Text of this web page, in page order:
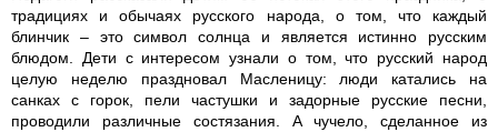
традициях и обычаях русского народа, о том, что каждый
блинчик – это символ солнца и является истинно русским
блюдом. Дети с интересом узнали о том, что русский народ
целую неделю праздновал Масленицу: люди катались на
санках с горок, пели частушки и задорные русские песни,
проводили различные состязания. А чучело, сделанное из